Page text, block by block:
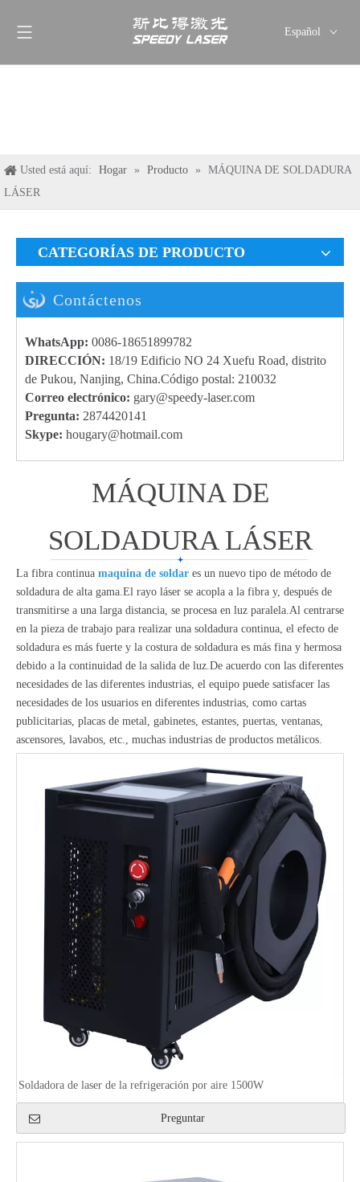
Español
Deutsch
Usted está aquí: Hogar » Producto »
MÁQUINA DE SOLDADURA
LÁSER
CATEGORÍAS DE PRODUCTO
Contáctenos
WhatsApp: 0086-18651899782
DIRECCIÓN: 18/19 Edificio NO 24 Xuefu Road, distrito
de Pukou, Nanjing, China.Código postal: 210032
Correo electrónico: gary@speedy-laser.com
Pregunta: 2874420141
Skype: hougary@hotmail.com
MÁQUINA DE
SOLDADURA LÁSER
La fibra continua maquina de soldar es un nuevo tipo de método de
soldadura de alta gama.El rayo láser se acopla a la fibra y, después de
transmitirse a una larga distancia, se procesa en luz paralela.Al centrarse
en la pieza de trabajo para realizar una soldadura continua, el efecto de
soldadura es más fuerte y la costura de soldadura es más fina y hermosa
debido a la continuidad de la salida de luz.De acuerdo con las diferentes
necesidades de las diferentes industrias, el equipo puede satisfacer las
necesidades de los usuarios en diferentes industrias, como cartas
publicitarias, placas de metal, gabinetes, estantes, puertas, ventanas,
ascensores, lavabos, etc., muchas industrias de productos metálicos.
Soldadora de laser de la refrigeración por aire 1500W
Preguntar